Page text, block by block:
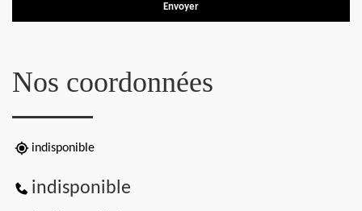
Nos coordonnées
indisponible
indisponible